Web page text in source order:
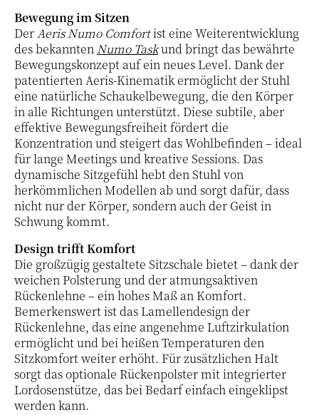
Bewegung im Sitzen
DerAeris Numo Comfortist eine Weiterentwicklung
des bekanntenNumo Taskund bringt das bewährte
Bewegungskonzept auf ein neues Level. Dank der
patentierten Aeris-Kinematik ermöglicht der Stuhl
eine natürliche Schaukelbewegung, die den Körper
in alle Richtungen unterstützt. Diese subtile, aber
effektive Bewegungsfreiheit fördert die
Konzentration und steigert das Wohlbefinden – ideal
für lange Meetings und kreative Sessions. Das
dynamische Sitzgefühl hebt den Stuhl von
herkömmlichen Modellen ab und sorgt dafür, dass
nicht nur der Körper, sondern auch der Geist in
Schwung kommt.
Design trifft Komfort
Die großzügig gestaltete Sitzschale bietet – dank der
weichen Polsterung und der atmungsaktiven
Rückenlehne – ein hohes Maß an Komfort.
Bemerkenswert ist das Lamellendesign der
Rückenlehne, das eine angenehme Luftzirkulation
ermöglicht und bei heißen Temperaturen den
Sitzkomfort weiter erhöht. Für zusätzlichen Halt
sorgt das optionale Rückenpolster mit integrierter
Lordosenstütze, das bei Bedarf einfach eingeklipst
werden kann.